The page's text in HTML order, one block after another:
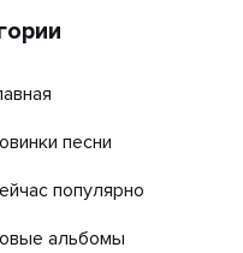
песни
популярно
альбомы